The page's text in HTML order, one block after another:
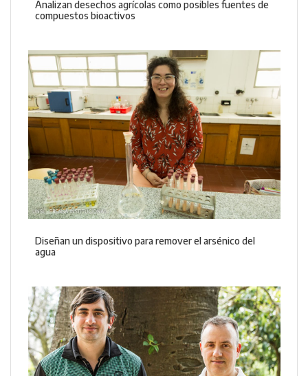
Analizan desechos agrícolas como posibles fuentes de
compuestos bioactivos
Diseñan un dispositivo para remover el arsénico del
agua